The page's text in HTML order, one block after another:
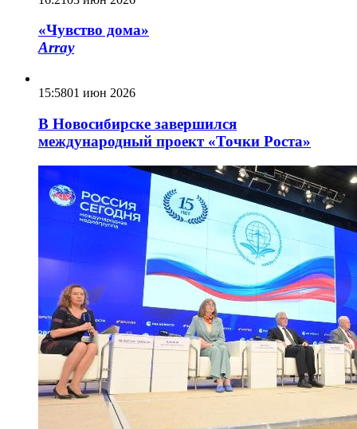
«Чувство дома»
Array
15:5801 июн 2026
В Новосибирске завершился
международный проект «Точки Роста»